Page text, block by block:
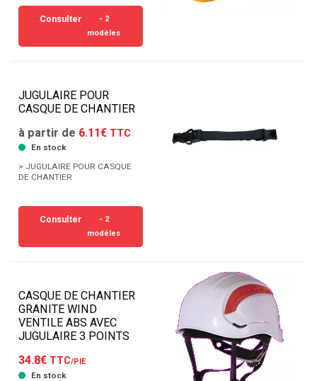
Consulter
- 2
modèles
JUGULAIRE POUR
CASQUE DE CHANTIER
à partir de 6.11€ TTC
En stock
> JUGULAIRE POUR CASQUE
DE CHANTIER
Consulter
- 2
modèles
CASQUE DE CHANTIER
GRANITE WIND
VENTILE ABS AVEC
JUGULAIRE 3 POINTS
34.8€ TTC/PIE
En stock